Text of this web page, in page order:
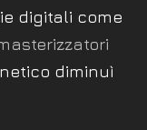
digitali come
diminuì